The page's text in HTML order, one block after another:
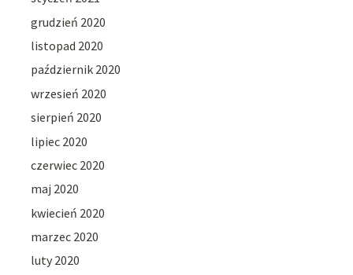
grudzień 2020
listopad 2020
październik 2020
wrzesień 2020
sierpień 2020
lipiec 2020
czerwiec 2020
maj 2020
kwiecień 2020
marzec 2020
luty 2020